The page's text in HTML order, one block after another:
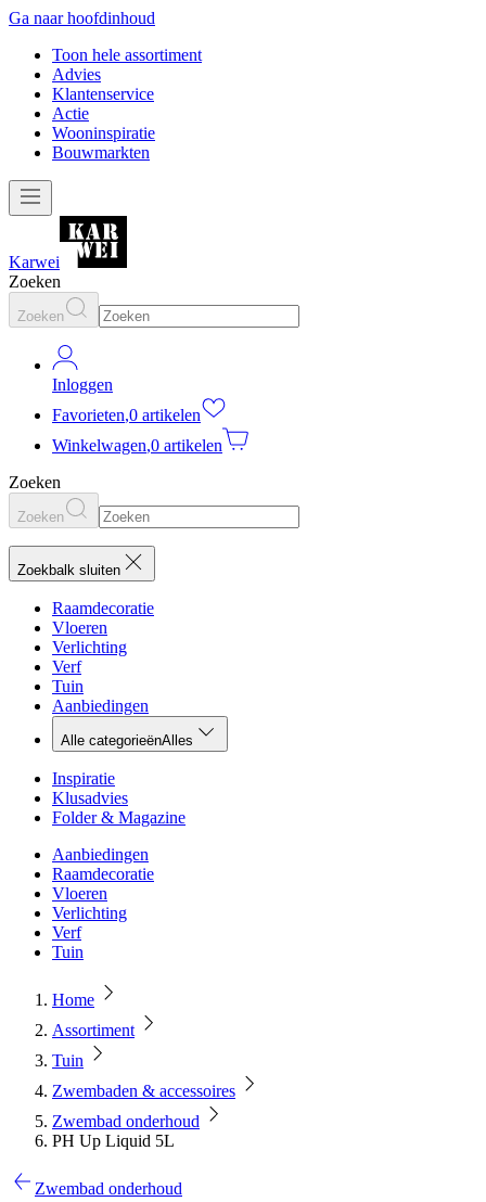
Ga naar hoofdinhoud
Toon hele assortiment
Advies
Klantenservice
Actie
Wooninspiratie
Bouwmarkten
Karwei
Zoeken
Zoeken
Inloggen
Favorieten,0 artikelen
Winkelwagen,0 artikelen
Zoeken
Zoeken
Zoekbalk sluiten
Raamdecoratie
Vloeren
Verlichting
Verf
Tuin
Aanbiedingen
Alle categorieënAlles
Inspiratie
Klusadvies
Folder & Magazine
Aanbiedingen
Raamdecoratie
Vloeren
Verlichting
Verf
Tuin
Home
Assortiment
Tuin
Zwembaden & accessoires
Zwembad onderhoud
PH Up Liquid 5L
Zwembad onderhoud